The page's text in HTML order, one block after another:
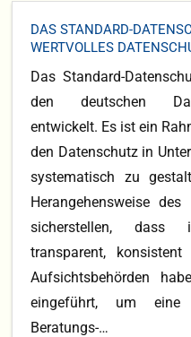
Selbsttest
Irrtümer
Beratung
Umsetzung
SQIDAS
Blog
DS-GVO
DAS STANDARD-
WERTVOLLES
Das Standard-
den deutschen
entwickelt. Es ist ein
den Datenschutz in
systematisch zu
Herangehensweise
sicherstellen, dass
transparent,
Aufsichtsbehörden
eingeführt, um eine
Beratungs-…